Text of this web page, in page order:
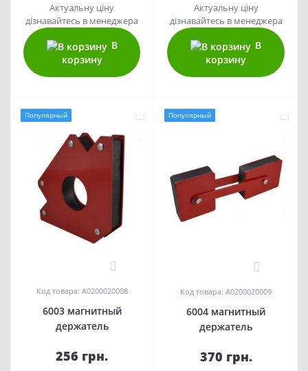
Актуальну ціну
дізнавайтесь в менеджера
В
корзину
Актуальну ціну
дізнавайтесь в менеджера
В
корзину
Популярный
0
Код товара: A0200020008
6003 магнитный
держатель
256 грн.
Популярный
0
Код товара: A0200020009
6004 магнитный
держатель
370 грн.